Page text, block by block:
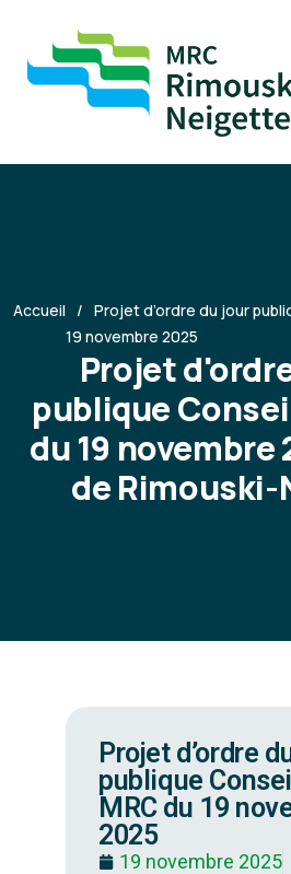
Accueil
Projet d’ordre du jour
19 novembre 2025
Projet
publique
du 19 novembre
de
Projet d’ordre
publique
MRC du 19
2025
19 novembre 2025